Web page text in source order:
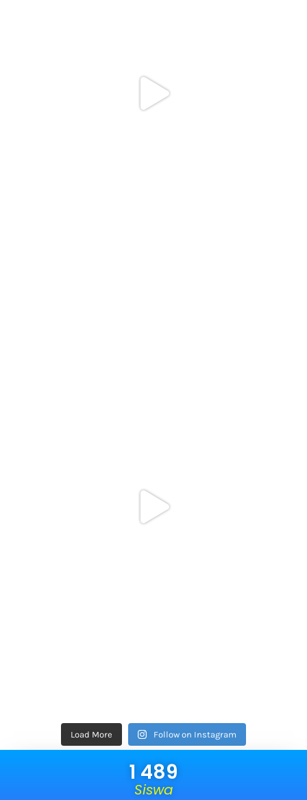
Load More Follow on Instagram
Siswa
1 489